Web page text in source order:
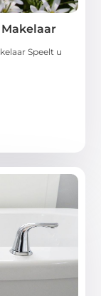
Makelaar
Speelt u